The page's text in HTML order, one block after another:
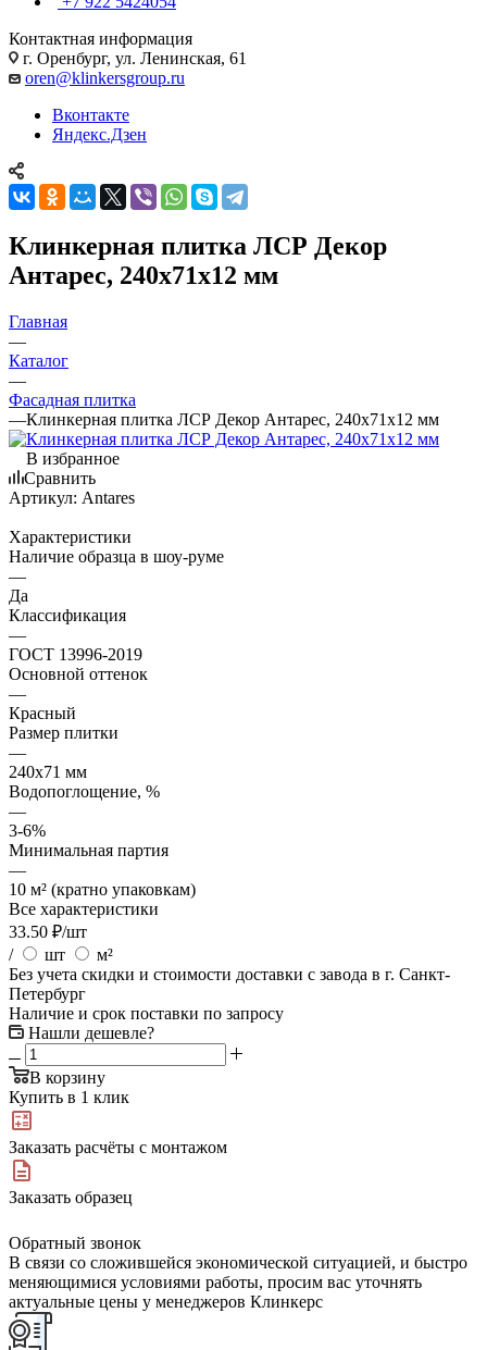
Контактная информация
г. Оренбург, ул. Ленинская, 61
oren@klinkersgroup.ru
Вконтакте
Яндекс.Дзен
Клинкерная плитка ЛСР Декор
Антарес, 240х71х12 мм
Главная
—
Каталог
—
Фасадная плитка
—Клинкерная плитка ЛСР Декор Антарес, 240х71х12 мм
В избранное
Сравнить
Артикул: Antares
Характеристики
Наличие образца в шоу-руме
—
Да
Классификация
—
ГОСТ 13996-2019
Основной оттенок
—
Красный
Размер плитки
—
240x71 мм
Водопоглощение, %
—
3-6%
Минимальная партия
—
10 м² (кратно упаковкам)
Все характеристики
33.50 ₽/шт
/
шт
м²
Без учета скидки и стоимости доставки с завода в г. Санкт-
Петербург
Наличие и срок поставки по запросу
Нашли дешевле?
В корзину
Купить в 1 клик
Заказать расчёты с монтажом
Заказать образец
Обратный звонок
В связи со сложившейся экономической ситуацией, и быстро
меняющимися условиями работы, просим вас уточнять
актуальные цены у менеджеров Клинкерс